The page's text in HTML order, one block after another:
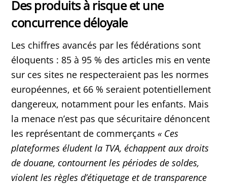
Des produits à risque et une
concurrence déloyale
Les chiffres avancés par les fédérations sont
éloquents : 85 à 95 % des articles mis en vente
sur ces sites ne respecteraient pas les normes
européennes, et 66 % seraient potentiellement
dangereux, notamment pour les enfants. Mais
la menace n’est pas que sécuritaire dénoncent
les représentant de commerçants« Ces
plateformes éludent la TVA, échappent aux droits
de douane, contournent les périodes de soldes,
violent les règles d’étiquetage et de transparence